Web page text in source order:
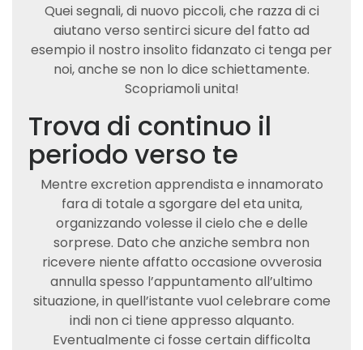
Quei segnali, di nuovo piccoli, che razza di ci
aiutano verso sentirci sicure del fatto ad
esempio il nostro insolito fidanzato ci tenga per
noi, anche se non lo dice schiettamente.
Scopriamoli unita!
Trova di continuo il
periodo verso te
Mentre excretion apprendista e innamorato
fara di totale a sgorgare del eta unita,
organizzando volesse il cielo che e delle
sorprese. Dato che anziche sembra non
ricevere niente affatto occasione ovverosia
annulla spesso l’appuntamento all’ultimo
situazione, in quell’istante vuol celebrare come
indi non ci tiene appresso alquanto.
Eventualmente ci fosse certain difficolta